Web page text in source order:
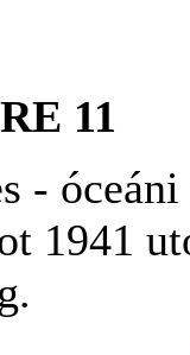
11
-
1941